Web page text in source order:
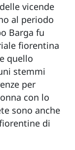
vicende
al periodo
Barga fu
fiorentina
quello
stemmi
per
con lo
sono anche
di